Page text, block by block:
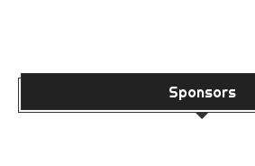
Sponsors